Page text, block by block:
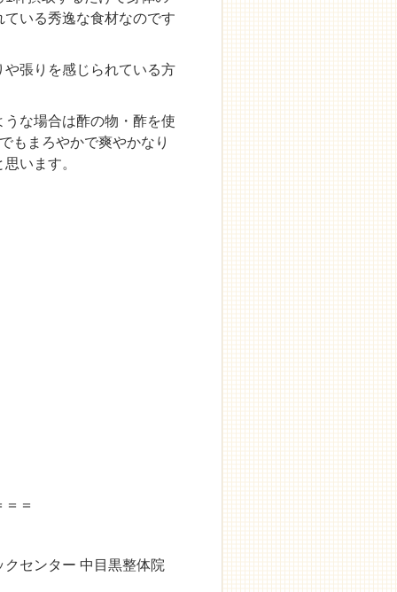
いる秀逸な食材なのです
張りを感じられている方
な場合は酢の物・酢を使
もまろやかで爽やかなり
います。
＝
センター 中目黒整体院